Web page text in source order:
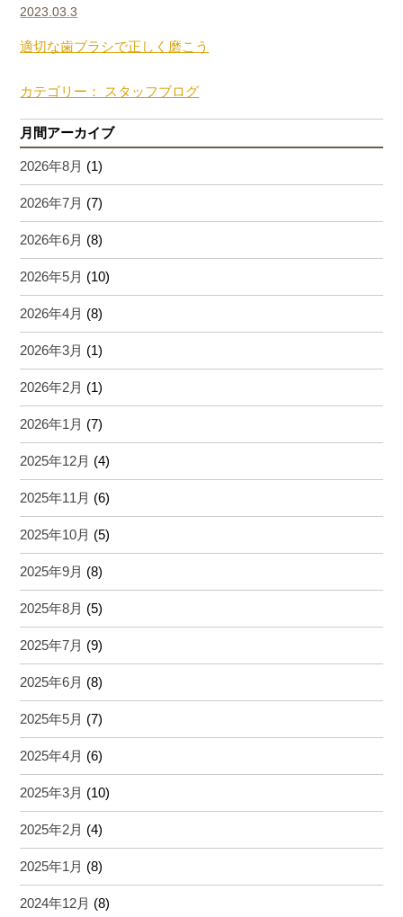
2023.03.3
適切な歯ブラシで正しく磨こう
カテゴリー： スタッフブログ
月間アーカイブ
2026年8月 (1)
2026年7月 (7)
2026年6月 (8)
2026年5月 (10)
2026年4月 (8)
2026年3月 (1)
2026年2月 (1)
2026年1月 (7)
2025年12月 (4)
2025年11月 (6)
2025年10月 (5)
2025年9月 (8)
2025年8月 (5)
2025年7月 (9)
2025年6月 (8)
2025年5月 (7)
2025年4月 (6)
2025年3月 (10)
2025年2月 (4)
2025年1月 (8)
2024年12月 (8)